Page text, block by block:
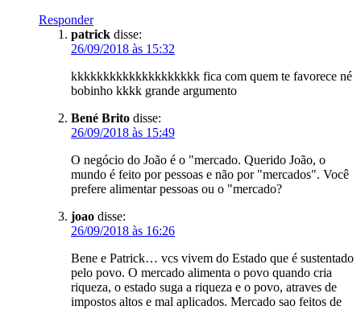
Responder
patrick disse:
26/09/2018 às 15:32
kkkkkkkkkkkkkkkkkkkk fica com quem te favorece né
bobinho kkkk grande argumento
Bené Brito disse:
26/09/2018 às 15:49
O negócio do João é o "mercado. Querido João, o
mundo é feito por pessoas e não por "mercados". Você
prefere alimentar pessoas ou o "mercado?
joao disse:
26/09/2018 às 16:26
Bene e Patrick… vcs vivem do Estado que é sustentado
pelo povo. O mercado alimenta o povo quando cria
riqueza, o estado suga a riqueza e o povo, atraves de
impostos altos e mal aplicados. Mercado sao feitos de